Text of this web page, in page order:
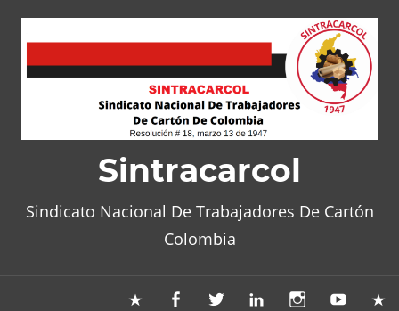
content
Sintracarcol
Sindicato Nacional De Trabajadores De Cartón
Colombia